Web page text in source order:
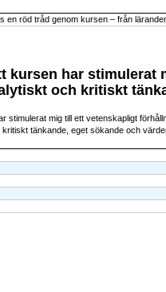
en röd tråd genom kursen – från
kursen har
och kritiskt
stimulerat mig till ett vetenskapligt
tänkande, eget sökande och